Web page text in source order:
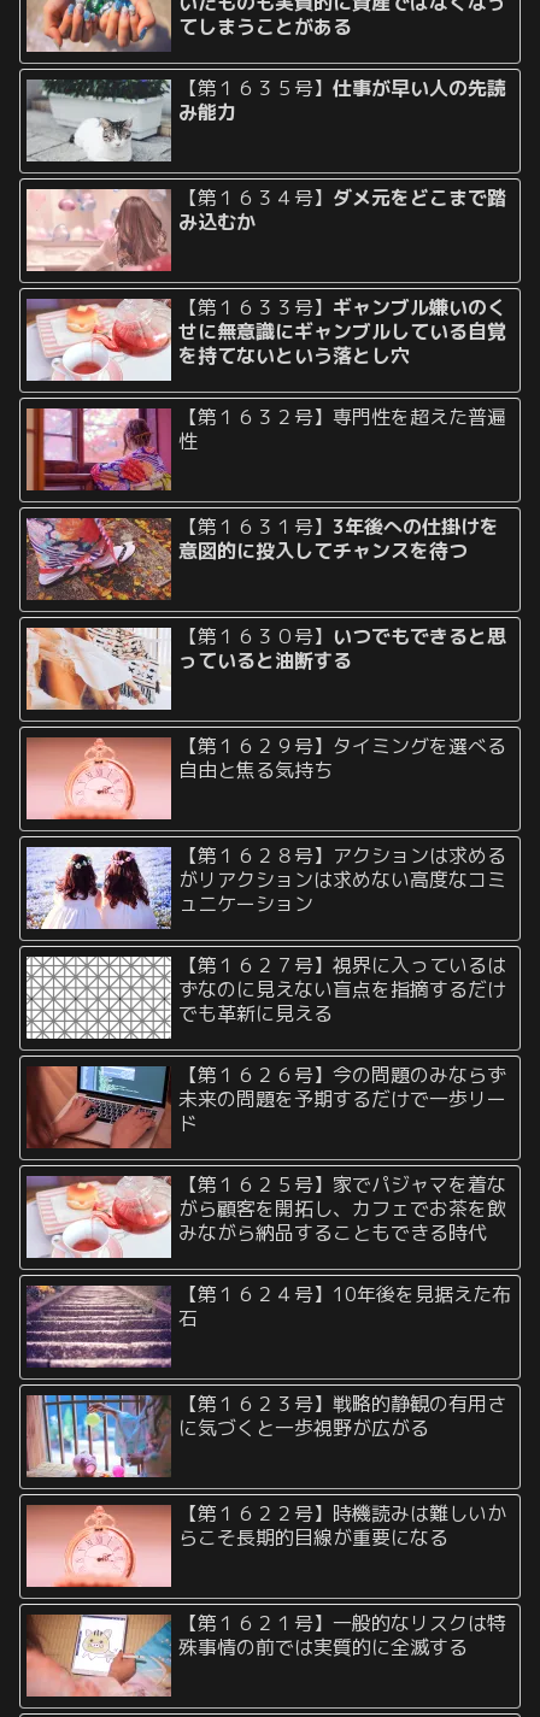
てしまうことがある
【第１６３５号】仕事が早い人の先読
み能力
【第１６３４号】 ダメ元をどこまで踏
み込むか
【第１６３３号】 ギャンブル嫌いのく
せに無意識にギャンブルしている自覚
を持てないという落とし穴
【第１６３２号】専門性を超えた普遍
性
【第１６３１号】 3年後への仕掛けを
意図的に投入してチャンスを待つ
【第１６３０号】 いつでもできると思
っていると油断する
【第１６２９号】タイミングを選べる
自由と焦る気持ち
【第１６２８号】アクションは求める
がリアクションは求めない高度なコミ
ュニケーション
【第１６２７号】視界に入っているは
ずなのに見えない盲点を指摘するだけ
でも革新に見える
【第１６２６号】今の問題のみならず
未来の問題を予期するだけで一歩リー
ド
【第１６２５号】家でパジャマを着な
がら顧客を開拓し、カフェでお茶を飲
みながら納品することもできる時代
【第１６２４号】10年後を見据えた布
石
【第１６２３号】戦略的静観の有用さ
に気づくと一歩視野が広がる
【第１６２２号】時機読みは難しいか
らこそ長期的目線が重要になる
【第１６２１号】一般的なリスクは特
殊事情の前では実質的に全滅する